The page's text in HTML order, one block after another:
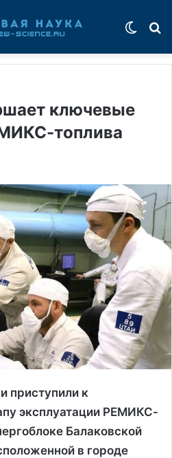
ключевые
топлива
приступили к
эксплуатации РЕМИКС-
Балаковской
в городе